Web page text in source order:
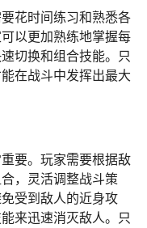
花时间练习和熟悉各
以更加熟练地掌握每
切换和组合技能。只
在战斗中发挥出最大
要。玩家需要根据敌
，灵活调整战斗策
受到敌人的近身攻
来迅速消灭敌人。只